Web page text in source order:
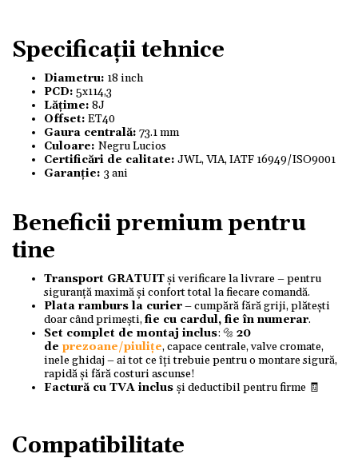
Specificații tehnice
Diametru: 18 inch
PCD: 5x114,3
Lățime: 8J
Offset: ET40
Gaura centrală: 73.1 mm
Culoare: Negru Lucios
Certificări de calitate: JWL, VIA, IATF 16949/ISO9001
Garanție: 3 ani
Beneficii premium pentru
tine
Transport GRATUITși verificare la livrare – pentru
siguranță maximă și confort total la fiecare comandă.
Plata ramburs la curier– cumpără fără griji, plătești
doar când primești,fie cu cardul, fie în numerar.
Set complet de montaj inclus: 🔩 20
de prezoane/piulițe, capace centrale, valve cromate,
inele ghidaj – ai tot ce îți trebuie pentru o montare sigură,
rapidă și fără costuri ascunse!
Factură cu TVA inclus și deductibil pentru firme 🧾
Compatibilitate